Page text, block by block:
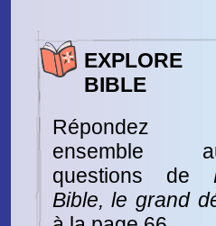
BIBLE
Répondez
ensemble
questions de
Bible, le grand